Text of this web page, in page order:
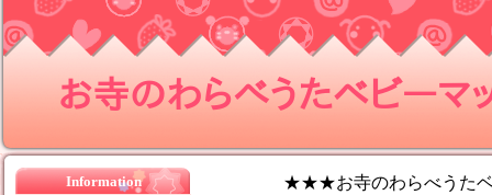
お寺のわらべうたベビーマッ
★★★お寺のわらべうたベ
Information